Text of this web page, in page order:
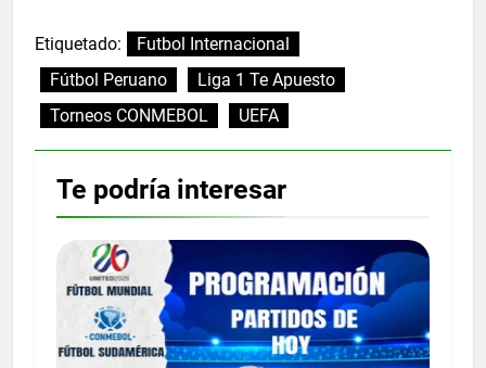
Etiquetado:
Futbol Internacional
Fútbol Peruano
Liga 1 Te Apuesto
Torneos CONMEBOL
UEFA
Te podría interesar